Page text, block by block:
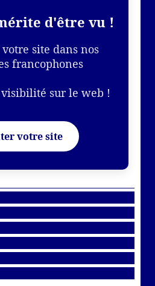
d'être vu !
site dans nos
francophones
visibilité sur le web !
votre site